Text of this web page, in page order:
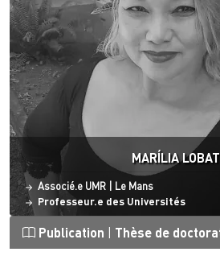
MARÍLIA
Statut
Associé.e UMR Site ESO
Le Mans
Professeur.e des Universités
Publication Thèse de